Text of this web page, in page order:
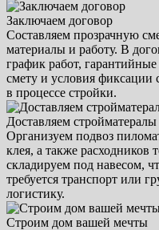
Заключаем договор
Составляем прозрачную
материалы и работу. В
график работ,
смету и условия фиксации
в процессе стройки.
Доставляем стройматералы
Организуем подвоз
клея, а также расходников
складируем под навесом,
требуется транспорт или
логистику.
Строим дом вашей мечты